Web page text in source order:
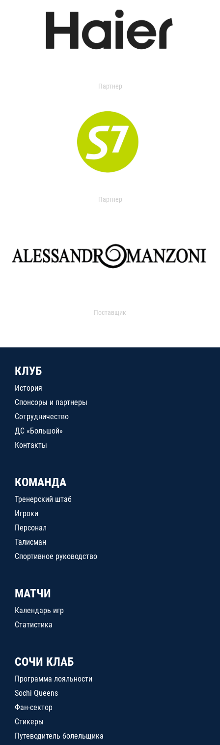
Партнер
Партнер
Поставщик
КЛУБ
История
Спонсоры и партнеры
Сотрудничество
ДС «Большой»
Контакты
КОМАНДА
Тренерский штаб
Игроки
Персонал
Талисман
Спортивное руководство
МАТЧИ
Календарь игр
Статистика
СОЧИ КЛАБ
Программа лояльности
Sochi Queens
Фан-сектор
Стикеры
Путеводитель болельщика